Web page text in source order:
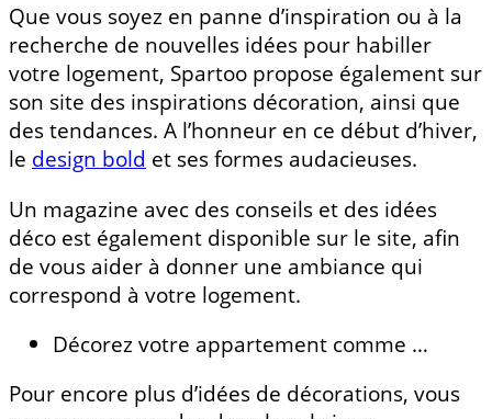
Que vous soyez en panne d’inspiration ou à la
recherche de nouvelles idées pour habiller
votre logement, Spartoo propose également sur
son site des inspirations décoration, ainsi que
des tendances. A l’honneur en ce début d’hiver,
le design bold et ses formes audacieuses.
Un magazine avec des conseils et des idées
déco est également disponible sur le site, afin
de vous aider à donner une ambiance qui
correspond à votre logement.
Décorez votre appartement comme …
Pour encore plus d’idées de décorations, vous